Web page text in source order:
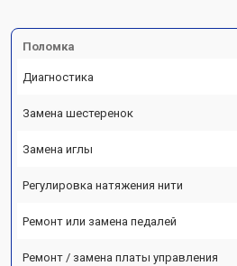
Поломка
Диагностика
Замена шестеренок
Замена иглы
Регулировка натяжения нити
Ремонт или замена педалей
Ремонт / замена платы управления